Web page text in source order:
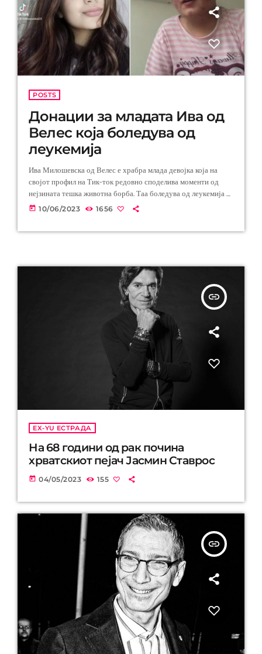
POSTS
Донации за младата Ива од
Велес која боледува од
леукемија
Ива Милошевска од Велес е храбра млада девојка која на
својот профил на Тик-ток редовно споделива моменти од
нејзината тешка животна борба. Таа боледува од леукемија и
како што самата вели, последните две години повеќе
today 10/06/2023 1656
insert_link
EX-YU ЕСТРАДА
На 68 години од рак почина
хрватскиот пејач Јасмин Ставрос
today 04/05/2023 155
insert_link